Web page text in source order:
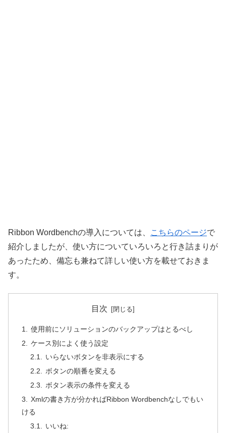
Ribbon Wordbenchの導入については、 こちらのページで
紹介しましたが、使い方についていろいろと行き詰まりが
あったため、備忘も兼ねて詳しい使い方を載せておきま
す。
目次
使用前にソリューションのバックアップはとるべし
ケース別によく使う設定
いらないボタンを非表示にする
ボタンの順番を変える
ボタン表示の条件を変える
Xmlの書き方が分かればRibbon Wordbenchなしでもい
ける
いいね: